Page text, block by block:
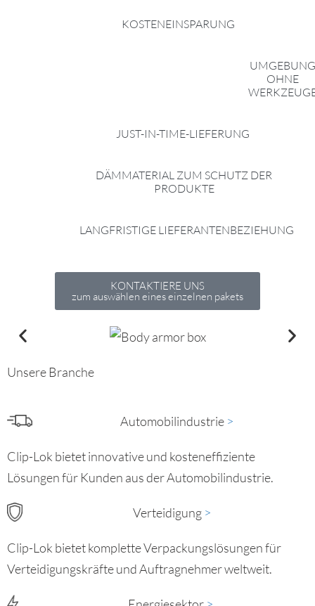
KOSTENEINSPARUNG
UMGEBUNG
OHNE
JUST-IN-TIME-LIEFERUNG
DÄMMATERIAL ZUM SCHUTZ DER
PRODUKTE
LANGFRISTIGE LIEFERANTENBEZIEHUNG​
KONTAKTIERE UNS
zum auswählen eines einzelnen pakets
Unsere Branche
Automobilindustrie >​
Clip-Lok bietet innovative und kosteneffiziente
Lösungen für Kunden aus der Automobilindustrie.
Verteidigung >​
Clip-Lok bietet komplette Verpackungslösungen für
Verteidigungskräfte und Auftragnehmer weltweit.